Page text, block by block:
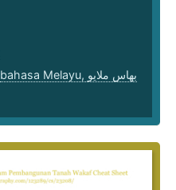
bahasa Melayu, بهاس ملايو‎